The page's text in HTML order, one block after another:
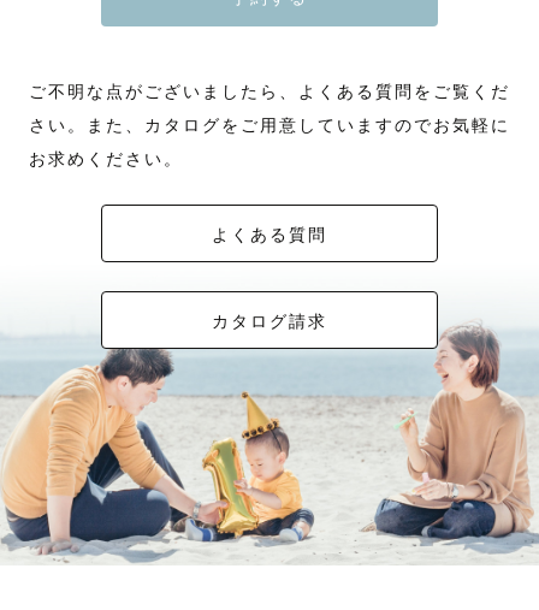
ご不明な点がございましたら、よくある質問をご覧くだ
さい。また、カタログをご用意していますのでお気軽に
お求めください。
よくある質問
カタログ請求